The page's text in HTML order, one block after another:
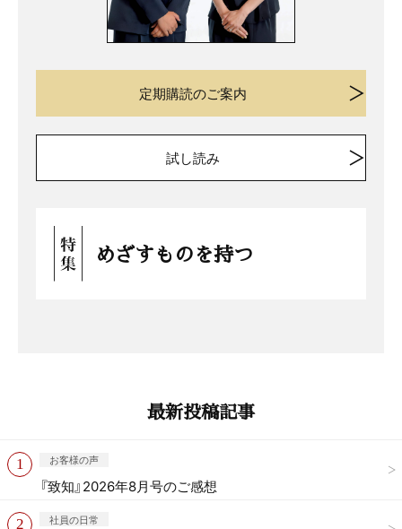
定期購読のご案内
試し読み
めざすものを持つ
最新投稿記事
お客様の声
『致知』2026年8月号のご感想
社員の日常